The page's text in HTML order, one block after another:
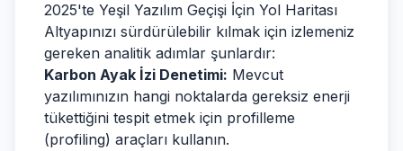
2025'te Yeşil Yazılım Geçişi İçin Yol Haritası
Altyapınızı sürdürülebilir kılmak için izlemeniz
gereken analitik adımlar şunlardır:
Karbon Ayak İzi Denetimi: Mevcut
yazılımınızın hangi noktalarda gereksiz enerji
tükettiğini tespit etmek için profilleme
(profiling) araçları kullanın.